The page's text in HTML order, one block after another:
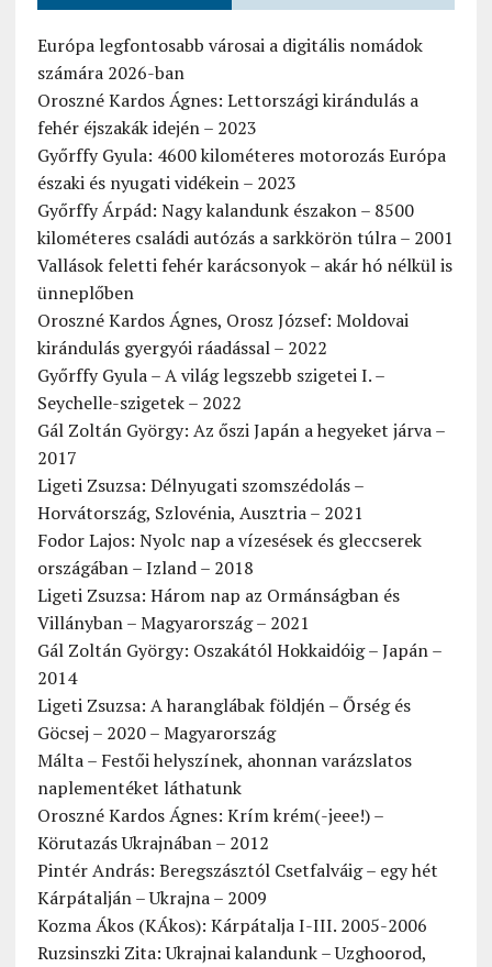
Európa legfontosabb városai a digitális nomádok
számára 2026-ban
Oroszné Kardos Ágnes: Lettországi kirándulás a
fehér éjszakák idején – 2023
Győrffy Gyula: 4600 kilométeres motorozás Európa
északi és nyugati vidékein – 2023
Győrffy Árpád: Nagy kalandunk északon – 8500
kilométeres családi autózás a sarkkörön túlra – 2001
Vallások feletti fehér karácsonyok – akár hó nélkül is
ünneplőben
Oroszné Kardos Ágnes, Orosz József: Moldovai
kirándulás gyergyói ráadással – 2022
Győrffy Gyula – A világ legszebb szigetei I. –
Seychelle-szigetek – 2022
Gál Zoltán György: Az őszi Japán a hegyeket járva –
2017
Ligeti Zsuzsa: Délnyugati szomszédolás –
Horvátország, Szlovénia, Ausztria – 2021
Fodor Lajos: Nyolc nap a vízesések és gleccserek
országában – Izland – 2018
Ligeti Zsuzsa: Három nap az Ormánságban és
Villányban – Magyarország – 2021
Gál Zoltán György: Oszakától Hokkaidóig – Japán –
2014
Ligeti Zsuzsa: A haranglábak földjén – Őrség és
Göcsej – 2020 – Magyarország
Málta – Festői helyszínek, ahonnan varázslatos
naplementéket láthatunk
Oroszné Kardos Ágnes: Krím krém(-jeee!) –
Körutazás Ukrajnában – 2012
Pintér András: Beregszásztól Csetfalváig – egy hét
Kárpátalján – Ukrajna – 2009
Kozma Ákos (KÁkos): Kárpátalja I-III. 2005-2006
Ruzsinszki Zita: Ukrajnai kalandunk – Uzghoorod,